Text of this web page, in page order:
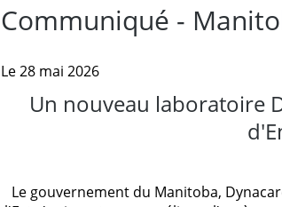
Communiqué -
Le 28 mai 2026
Un nouveau laboratoire
Le gouvernement du Manitoba,